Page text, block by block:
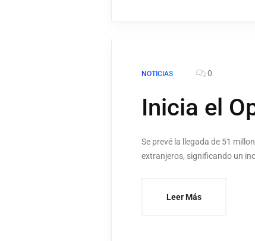
NOTICIAS 0
Inicia el
Se prevé la llegada de 51
extranjeros, significando un
Leer Más